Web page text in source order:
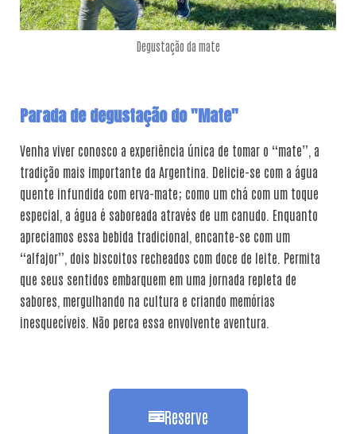
Degustação da mate
Parada de degustação do "Mate"
Venha viver conosco a experiência única de tomar o “mate”, a
tradição mais importante da Argentina. Delicie-se com a água
quente infundida com erva-mate; como um chá com um toque
especial, a água é saboreada através de um canudo. Enquanto
apreciamos essa bebida tradicional, encante-se com um
“alfajor”, dois biscoitos recheados com doce de leite. Permita
que seus sentidos embarquem em uma jornada repleta de
sabores, mergulhando na cultura e criando memórias
inesquecíveis. Não perca essa envolvente aventura.
Reserve